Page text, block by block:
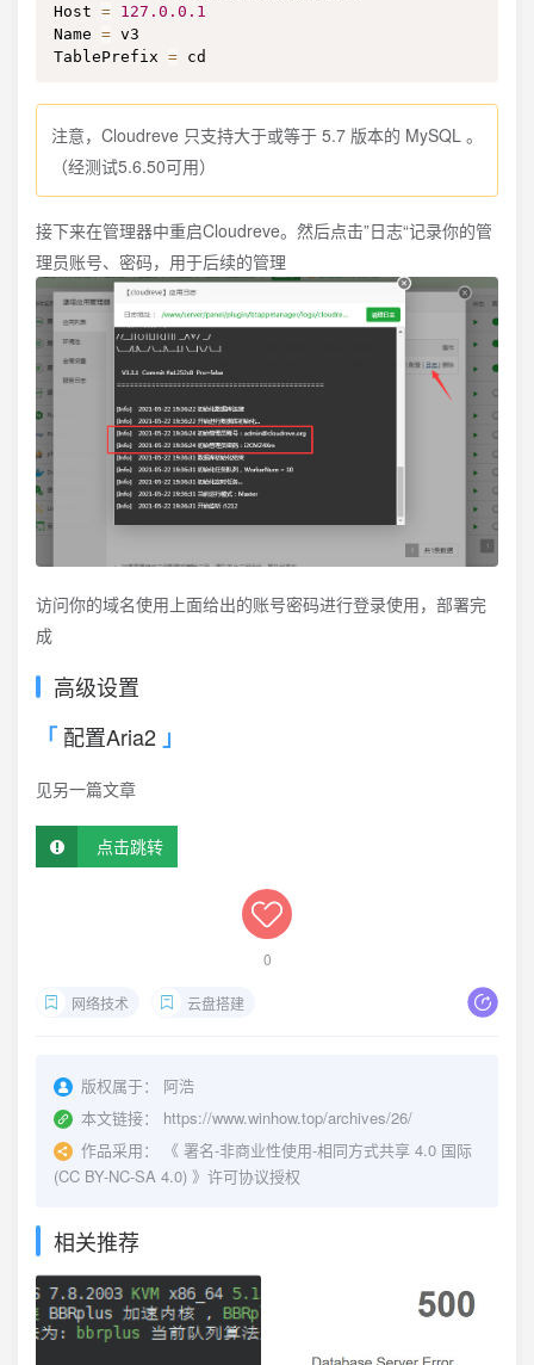
Host = 127.0 .0 .1
Name = v3
TablePrefix = cd
注意，Cloudreve 只支持大于或等于 5.7 版本的 MySQL 。
（经测试5.6.50可用）
接下来在管理器中重启Cloudreve。然后点击”日志“记录你的管
理员账号、密码，用于后续的管理
访问你的域名使用上面给出的账号密码进行登录使用，部署完
成
高级设置
配置Aria2
见另一篇文章
点击跳转
0
网络技术 云盘搭建
版权属于：
阿浩
本文链接：
https://www.winhow.top/archives/26/
作品采用：
《 署名-非商业性使用-相同方式共享 4.0 国际
(CC BY-NC-SA 4.0) 》许可协议授权
相关推荐